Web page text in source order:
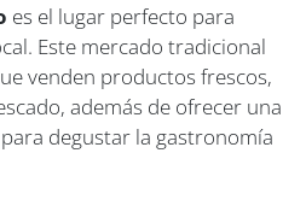
es el lugar perfecto para
Este mercado tradicional
venden productos frescos,
además de ofrecer una
degustar la gastronomía